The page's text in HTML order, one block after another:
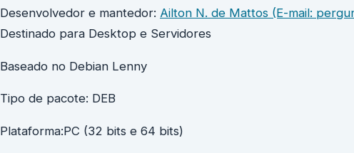
Desenvolvedor e mantedor: Ailton N. de Mattos (E-mail:
Destinado para Desktop e Servidores
Baseado no Debian Lenny
Tipo de pacote: DEB
Plataforma:PC (32 bits e 64 bits)